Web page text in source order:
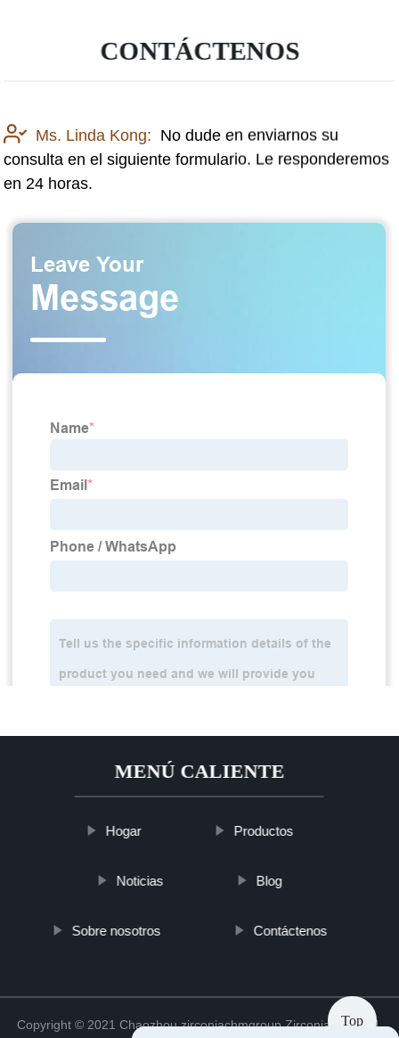
CONTÁCTENOS
Ms. Linda Kong: No dude en enviarnos su
consulta en el siguiente formulario. Le responderemos
en 24 horas.
MENÚ CALIENTE
Hogar Productos
Noticias Blog
Sobre nosotros Contáctenos
Copyright © 2021 Chaozhou zirconiachmgroup Zirconia Co., Ltd.
Top